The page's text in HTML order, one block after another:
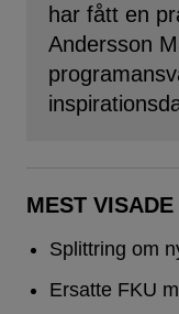
har fått en
Andersson
MEST
Splittring om
Ersatte FKU